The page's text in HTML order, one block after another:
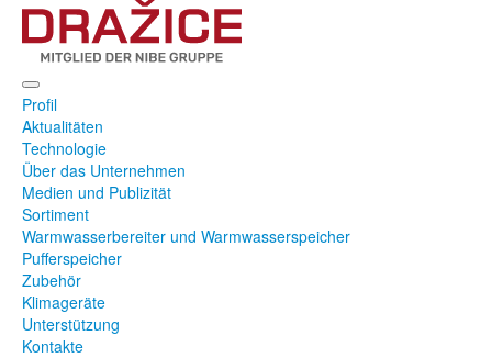
Profil
Aktualitäten
Technologie
Über das Unternehmen
Medien und Publizität
Sortiment
Warmwasserbereiter und Warmwasserspeicher
Pufferspeicher
Zubehör
Klimageräte
Unterstützung
Kontakte